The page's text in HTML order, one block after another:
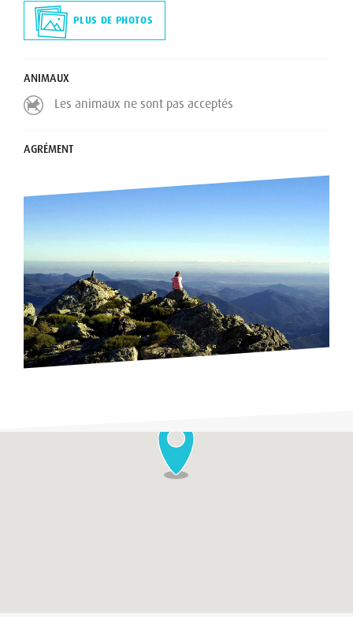
PLUS DE PHOTOS
ANIMAUX
Les animaux ne sont pas acceptés
AGRÉMENT
Sport :FICTIF